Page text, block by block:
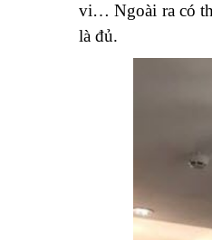
vi… Ngoài ra có
là đủ.